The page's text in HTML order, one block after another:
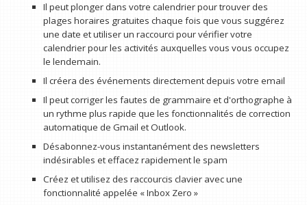
Il peut plonger dans votre calendrier pour trouver des
plages horaires gratuites chaque fois que vous suggérez
une date et utiliser un raccourci pour vérifier votre
calendrier pour les activités auxquelles vous vous occupez
le lendemain.
Il créera des événements directement depuis votre email
Il peut corriger les fautes de grammaire et d'orthographe à
un rythme plus rapide que les fonctionnalités de correction
automatique de Gmail et Outlook.
Désabonnez-vous instantanément des newsletters
indésirables et effacez rapidement le spam
Créez et utilisez des raccourcis clavier avec une
fonctionnalité appelée « Inbox Zero »